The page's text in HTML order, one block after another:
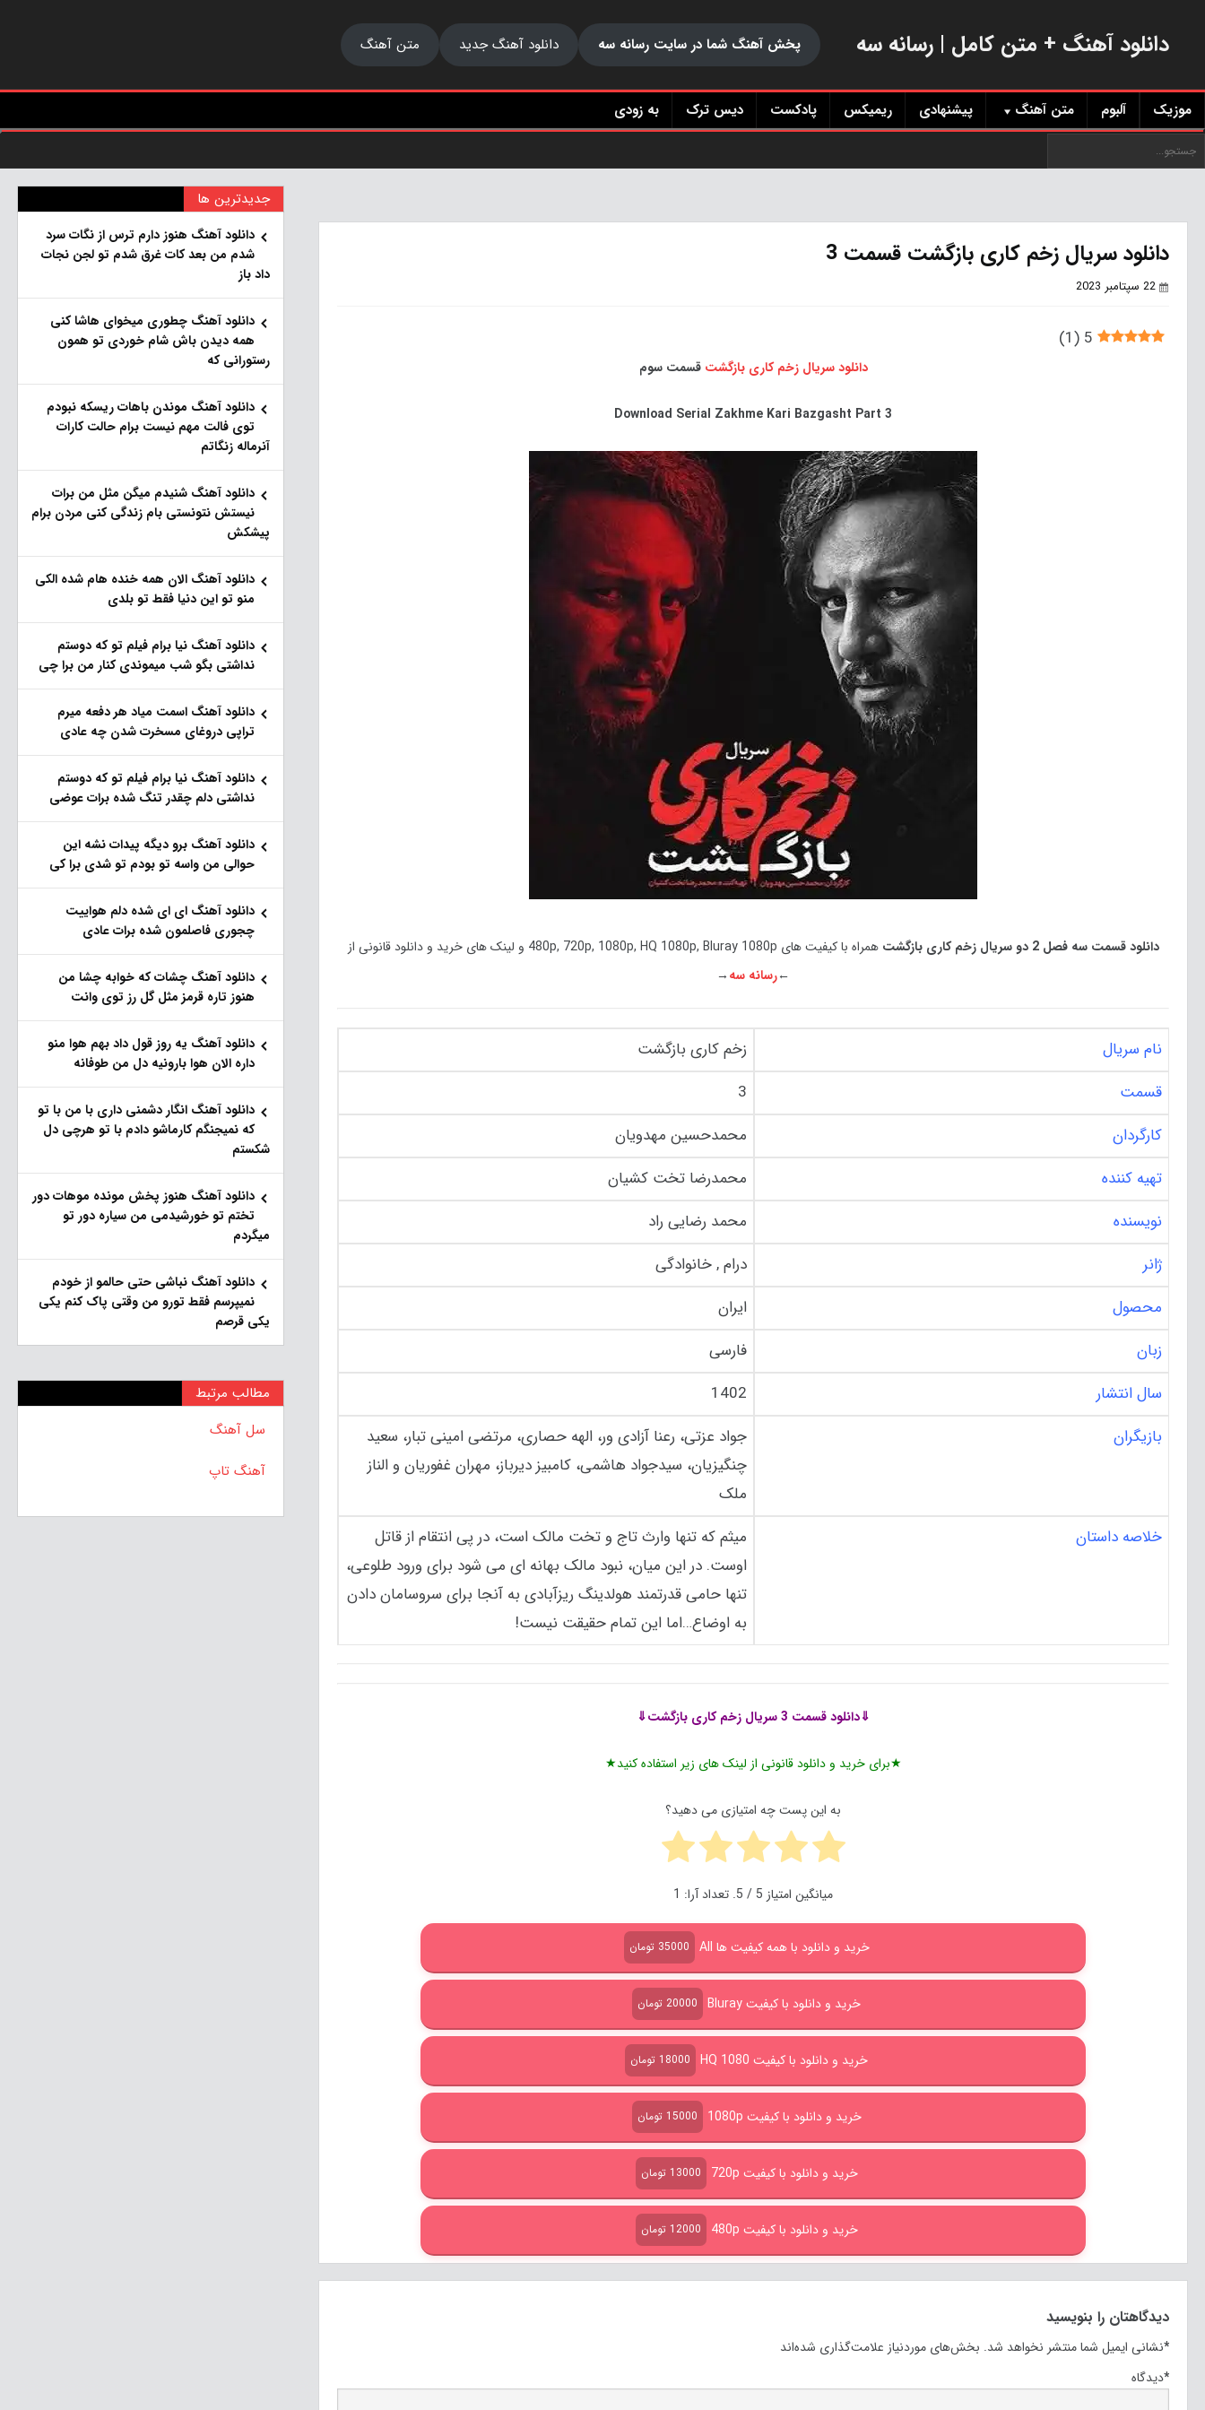
دانلود آهنگ + متن کامل | رسانه سه پخش آهنگ شما در سایت رسانه سه دانلود آهنگ جدید متن آهنگ
موزیک آلبوم متن آهنگ پیشنهادی ریمیکس پادکست دیس ترک به زودی
دانلود سریال زخم کاری بازگشت قسمت 3
22 سپتامبر 2023
5
(
1
)
دانلود سریال زخم کاری بازگشت قسمت سوم
Download Serial Zakhme Kari Bazgasht Part 3
دانلود قسمت سه فصل 2 دو سریال زخم کاری بازگشت
همراه با کیفیت های 480p, 720p, 1080p, HQ 1080p, Bluray 1080p و لینک های خرید و دانلود قانونی از
←رسانه سه→
نام سریال
زخم کاری بازگشت
قسمت
3
کارگردان
محمدحسین مهدویان
تهیه کننده
محمدرضا تخت کشیان
نویسنده
محمد رضایی راد
ژانر
درام , خانوادگی
محصول
ایران
زبان
فارسی
سال انتشار
1402
بازیگران
جواد عزتی، رعنا آزادی ور، الهه حصاری، مرتضی امینی تبار، سعید
چنگیزیان، سیدجواد هاشمی، کامبیز دیرباز، مهران غفوریان و الناز
ملک
خلاصه داستان
میثم که تنها وارث تاج و تخت مالک است، در پی انتقام از قاتل
اوست. در این میان، نبود مالک بهانه ای می شود برای ورود طلوعی،
تنها حامی قدرتمند هولدینگ ریزآبادی به آنجا برای سروسامان دادن
به اوضاع…اما این تمام حقیقت نیست!
⇓دانلود قسمت 3 سریال زخم کاری بازگشت⇓
★برای خرید و دانلود قانونی از لینک های زیر استفاده کنید★
به این پست چه امتیازی می دهید؟
میانگین امتیاز 5 / 5. تعداد آرا: 1
خرید و دانلود با همه کیفیت ها All 35000 تومان
خرید و دانلود با کیفیت Bluray 20000 تومان
خرید و دانلود با کیفیت HQ 1080 18000 تومان
خرید و دانلود با کیفیت 1080p 15000 تومان
خرید و دانلود با کیفیت 720p 13000 تومان
خرید و دانلود با کیفیت 480p 12000 تومان
دیدگاهتان را بنویسید
نشانی ایمیل شما منتشر نخواهد شد. بخش‌های موردنیاز علامت‌گذاری شده‌اند
*
دیدگاه*
جدیدترین ها
دانلود آهنگ هنو‌ز دارم ترس از نگات سرد
شدم من بعد کات غرق شدم تو لجن نجات
داد باز
دانلود آهنگ چطوری میخوای هاشا کنی
همه دیدن باش شام خوردی تو همون
رستورانی که
دانلود آهنگ موندن باهات ریسکه نبودم
توی فالت مهم نیست برام حالت کارات
آنرماله زنگاتم
دانلود آهنگ شنیدم میگن مثل من برات
نیستش نتونستی بام زندگی کنی مردن برام
پیشکش
دانلود آهنگ الان همه خنده هام شده الکی
منو تو این دنیا فقط تو بلدی
دانلود آهنگ نیا برام فیلم تو‌ که دوستم
نداشتی بگو شب میموندی کنار من برا چی
دانلود آهنگ اسمت میاد هر دفعه میرم
تراپی دروغای مسخرت شدن چه عادی
دانلود آهنگ نیا برام فیلم تو‌ که دوستم
نداشتی دلم چقدر تنگ شده برات عوضی
دانلود آهنگ برو دیگه پیدات نشه این
حوالی من واسه تو‌ بودم تو شدی برا کی
دانلود آهنگ ای ای شده دلم هواییت
چجوری فاصلمون شده برات عادی
دانلود آهنگ چشات که خوابه چشا من
هنوز تاره قرمز مثل گل رز توی وانت
دانلود آهنگ یه روز قول داد بهم هوا منو
داره الان هوا بارونیه دل من طوفانه
دانلود آهنگ انگار دشمنی داری با من با تو
که نمیجنگم کارماشو دادم با تو هرچی دل
شکستم
دانلود آهنگ هنوز پخش مونده موهات دور
تختم تو خورشیدمی من سیاره دور تو
میگردم
دانلود آهنگ نباشی حتی حالمو از خودم
نمیپرسم فقط تورو من وقتی پاک کنم یکی
یکی قرصم
مطالب مرتبط
سل آهنگ
آهنگ تاپ